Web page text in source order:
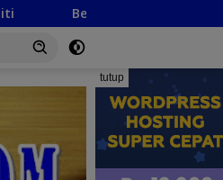
BJA Group Fasilitasi
tutup